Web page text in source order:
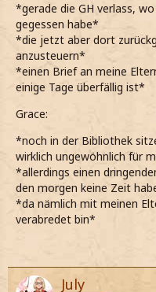
*gerade die GH verlass,
gegessen habe*
*die jetzt aber dort
anzusteuern*
*einen Brief an meine
einige Tage überfällig ist*
Grace:
*noch in der Bibliothek
wirklich ungewöhnlich für
*allerdings einen
den morgen keine Zeit
*da nämlich mit meinen
verabredet bin*
July